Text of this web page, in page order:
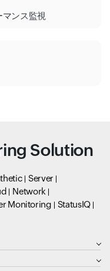
ンス監視
Solution
Server
Network
Monitoring
StatusIQ